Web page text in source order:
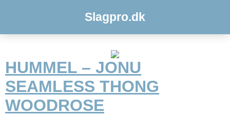
Slagpro.dk
HUMMEL – JONU
SEAMLESS THONG
WOODROSE